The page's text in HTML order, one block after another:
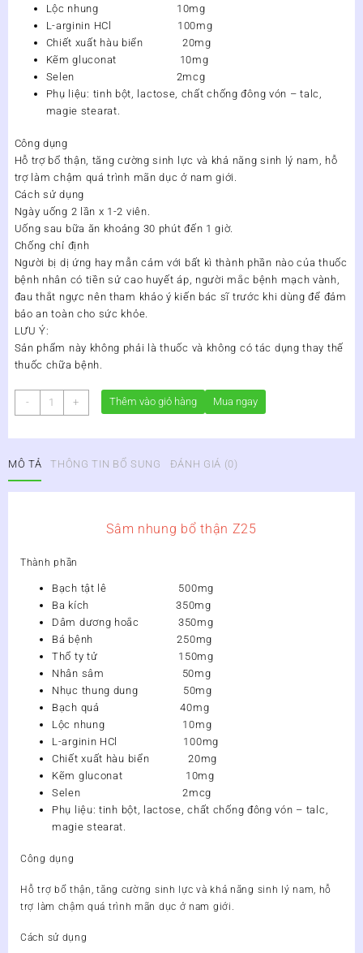
Lộc nhung 10mg
L-arginin HCl 100mg
Chiết xuất hàu biển 20mg
Kẽm gluconat 10mg
Selen 2mcg
Phụ liệu: tinh bột, lactose, chất chống đông vón – talc,
magie stearat.
Công dụng
Hỗ trợ bổ thận, tăng cường sinh lực và khả năng sinh lý nam, hỗ
trợ làm chậm quá trình mãn dục ở nam giới.
Cách sử dụng
Ngày uống 2 lần x 1-2 viên.
Uống sau bữa ăn khoảng 30 phút đến 1 giờ.
Chống chỉ định
Người bị dị ứng hay mẫn cảm với bất kì thành phần nào của thuốc
bệnh nhân có tiền sử cao huyết áp, người mắc bệnh mạch vành,
đau thắt ngực nên tham khảo ý kiến bác sĩ trước khi dùng để đảm
bảo an toàn cho sức khỏe.
LƯU Ý:
Sản phẩm này không phải là thuốc và không có tác dụng thay thế
thuốc chữa bệnh.
-
SÂM
NHUNG
Z25
-
TĂNG
CƯỜNG
SINH
LÝ
số
lượng
+ Thêm vào giỏ hàng Mua ngay
MÔ TẢ THÔNG TIN BỔ SUNG ĐÁNH GIÁ (0)
Sâm nhung bổ thận Z25
Thành phần
Bạch tật lê 500mg
Ba kích 350mg
Dâm dương hoắc 350mg
Bá bệnh 250mg
Thổ ty tử 150mg
Nhân sâm 50mg
Nhục thung dung 50mg
Bạch quả 40mg
Lộc nhung 10mg
L-arginin HCl 100mg
Chiết xuất hàu biển 20mg
Kẽm gluconat 10mg
Selen 2mcg
Phụ liệu: tinh bột, lactose, chất chống đông vón – talc,
magie stearat.
Công dụng
Hỗ trợ bổ thận, tăng cường sinh lực và khả năng sinh lý nam, hỗ
trợ làm chậm quá trình mãn dục ở nam giới.
Cách sử dụng